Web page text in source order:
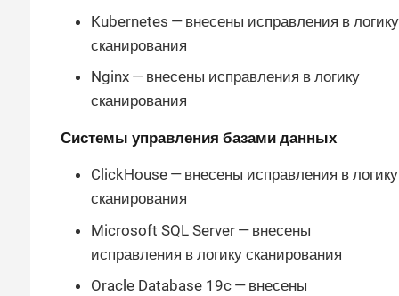
Kubernetes — внесены исправления в логику
сканирования
Nginx — внесены исправления в логику
сканирования
Системы управления базами данных
ClickHouse — внесены исправления в логику
сканирования
Microsoft SQL Server — внесены
исправления в логику сканирования
Oracle Database 19c — внесены